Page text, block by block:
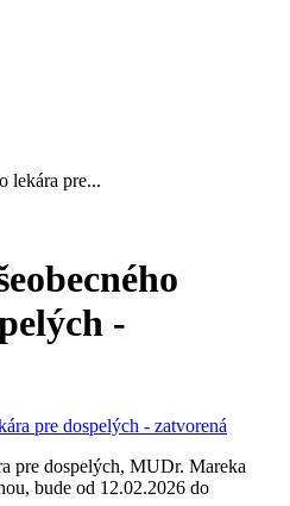
lekára pre...
-
pre dospelých, MUDr. Mareka
bude od 12.02.2026 do